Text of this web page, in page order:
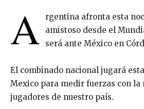
A
rgentina afronta esta
amistoso desde el
será ante México en
El combinado nacional jugará
Mexico para medir fuerzas con la
jugadores de nuestro país.